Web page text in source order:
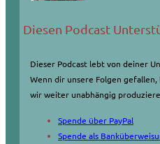
Diesen Podcast
Dieser Podcast lebt von deiner
Wenn dir unsere Folgen
wir weiter unabhängig
Spende über PayPal
Spende als